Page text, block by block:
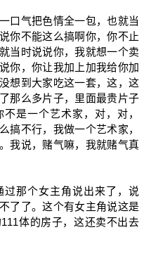
口气把色情全一包，也就当
你不能这么搞啊你，你不止
当时说说你，我就想一个卖
你，你让我加上加我给你加
想到大家吃这一套，这，这
那么多片子，里面最贵片子
是一个艺术家，对，对，
搞不行，我做一个艺术家，
我说，赌气嘛，我就赌气真
那个女主角说出来了，说
了了。这个有女主角说这是
体的房子，这还卖不出去